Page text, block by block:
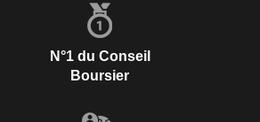
N°1 du Conseil
Boursier